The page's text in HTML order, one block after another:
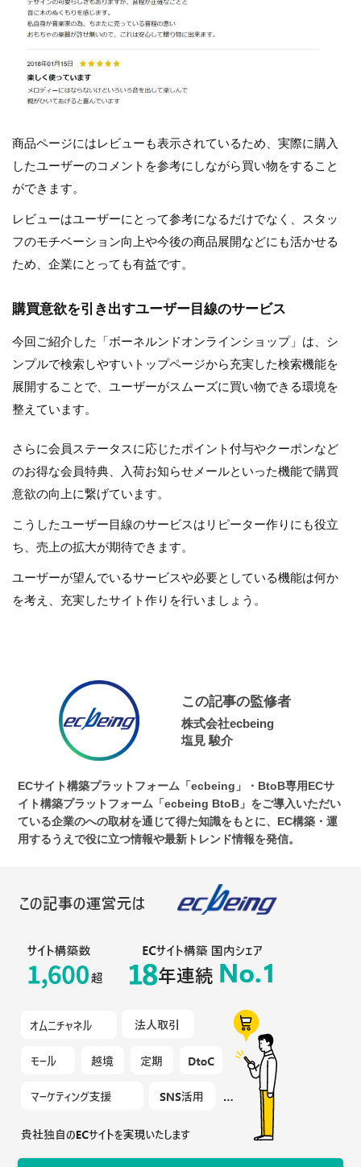
商品ページにはレビューも表示されているため、実際に購入
したユーザーのコメントを参考にしながら買い物をすること
ができます。
レビューはユーザーにとって参考になるだけでなく、スタッ
フのモチベーション向上や今後の商品展開などにも活かせる
ため、企業にとっても有益です。
購買意欲を引き出すユーザー目線のサービス
今回ご紹介した「ボーネルンドオンラインショップ」は、シ
ンプルで検索しやすいトップページから充実した検索機能を
展開することで、ユーザーがスムーズに買い物できる環境を
整えています。
さらに会員ステータスに応じたポイント付与やクーポンなど
のお得な会員特典、入荷お知らせメールといった機能で購買
意欲の向上に繋げています。
こうしたユーザー目線のサービスはリピーター作りにも役立
ち、売上の拡大が期待できます。
ユーザーが望んでいるサービスや必要としている機能は何か
を考え、充実したサイト作りを行いましょう。
この記事の監修者
株式会社ecbeing
塩見 駿介
ECサイト構築プラットフォーム「ecbeing」・BtoB専用ECサ
イト構築プラットフォーム「ecbeing BtoB」をご導入いただい
ている企業のへの取材を通じて得た知識をもとに、EC構築・運
用するうえで役に立つ情報や最新トレンド情報を発信。